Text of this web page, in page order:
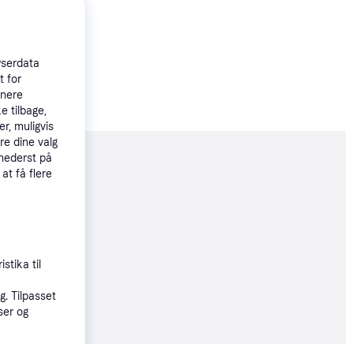
kr.
for
tilbage,
muligvis
dine valg
på
at få flere
til
Tilpasset
og